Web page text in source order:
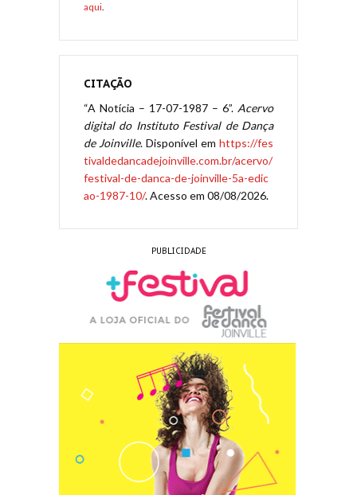
aqui.
CITAÇÃO
“A Notícia – 17-07-1987 – 6”. Acervo
digital do Instituto Festival de Dança
de Joinville. Disponível em https://fes
tivaldedancadejoinville.com.br/acervo/
festival-de-danca-de-joinville-5a-edic
ao-1987-10/. Acesso em 08/08/2026.
PUBLICIDADE